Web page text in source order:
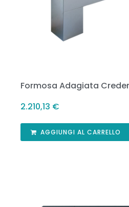
Formosa Adagiata
2.210,13 €
AGGIUNGI AL CARRELLO